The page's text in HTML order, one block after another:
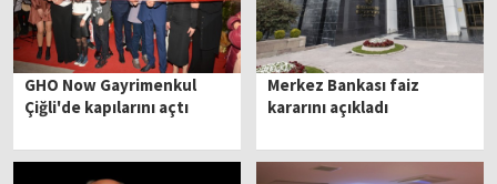
GHO Now Gayrimenkul
Çiğli'de kapılarını açtı
Merkez Bankası faiz
kararını açıkladı